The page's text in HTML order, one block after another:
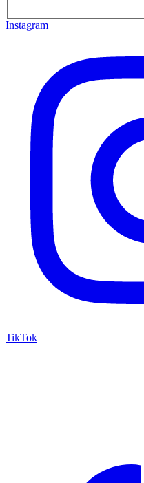
Instagram
TikTok